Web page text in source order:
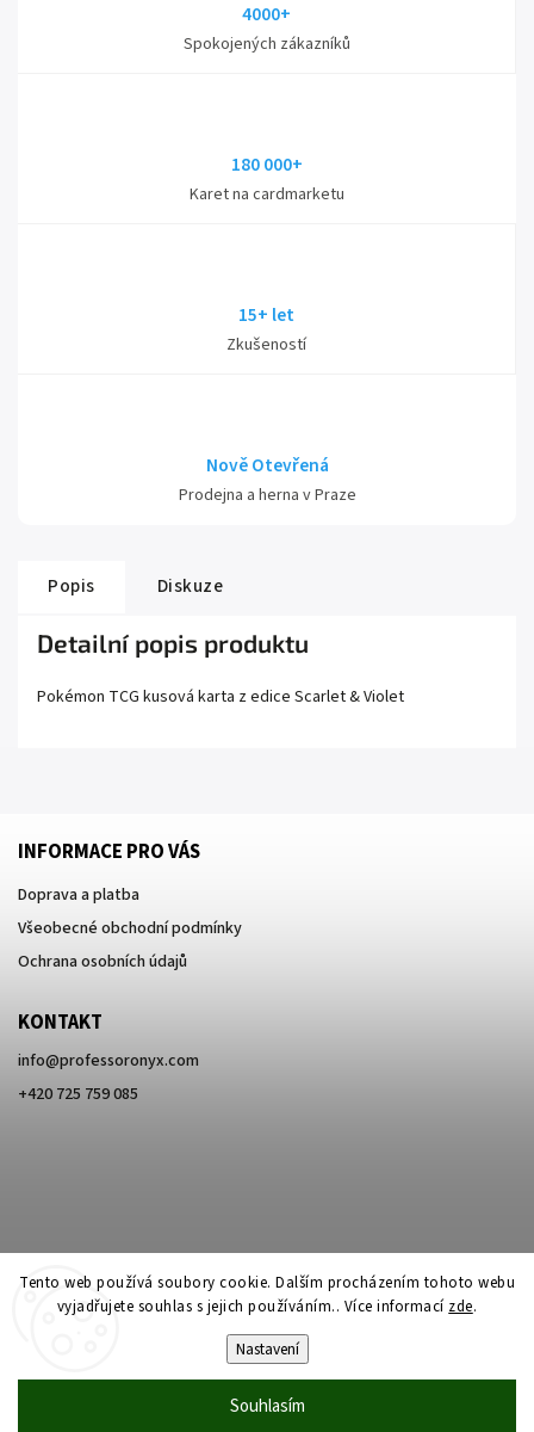
Tento web používá soubory cookie. Dalším procházením tohoto webu
vyjadřujete souhlas s jejich používáním.. Více informací zde.
Nastavení
Souhlasím
4000+
Spokojených zákazníků
180 000+
Karet na cardmarketu
15+ let
Zkušeností
Nově Otevřená
Prodejna a herna v Praze
Popis Diskuze
Detailní popis produktu
Pokémon TCG kusová karta z edice Scarlet& Violet
INFORMACE PRO VÁS
Doprava a platba
Všeobecné obchodní podmínky
Ochrana osobních údajů
KONTAKT
info@professoronyx.com
+420 725 759 085
Professor Onyx. Všechna práva vyhrazena.